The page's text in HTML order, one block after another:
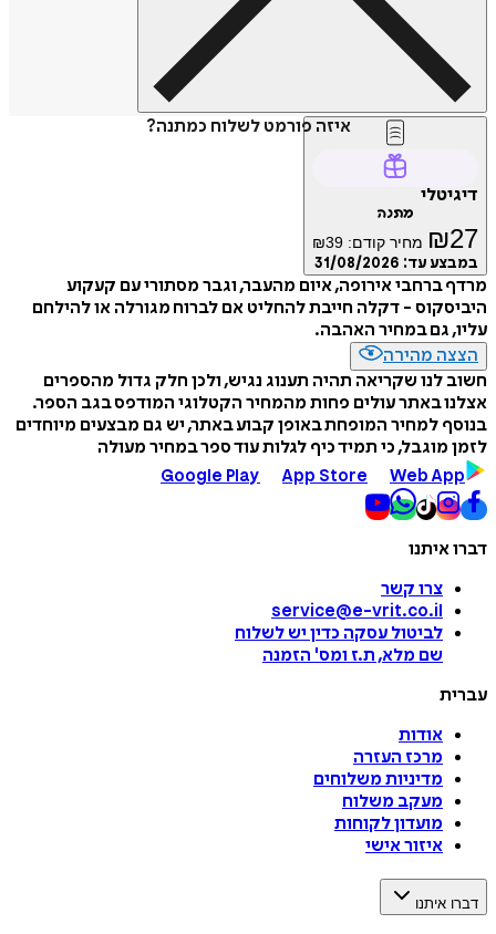
איזה פורמט לשלוח כמתנה?
דיגיטלי
מתנה
₪27 מחיר קודם: ₪39
במבצע עד: 31/08/2026
מרדף ברחבי אירופה, איום מהעבר, וגבר מסתורי עם קעקוע
היביסקוס - דקלה חייבת להחליט אם לברוח מגורלה או להילחם
עליו, גם במחיר האהבה.
הצצה מהירה
חשוב לנו שקריאה תהיה תענוג נגיש, ולכן חלק גדול מהספרים
אצלנו באתר עולים פחות מהמחיר הקטלוגי המודפס בגב הספר.
בנוסף למחיר המופחת באופן קבוע באתר, יש גם מבצעים מיוחדים
לזמן מוגבל, כי תמיד כיף לגלות עוד ספר במחיר מעולה
Google Play
App Store Web App
דברו איתנו
צרו קשר
service@e-vrit.co.il
לביטול עסקה כדין יש לשלוח
שם מלא, ת.ז ומס' הזמנה
עברית
אודות
מרכז העזרה
מדיניות משלוחים
מעקב משלוח
מועדון לקוחות
איזור אישי
דברו איתנו